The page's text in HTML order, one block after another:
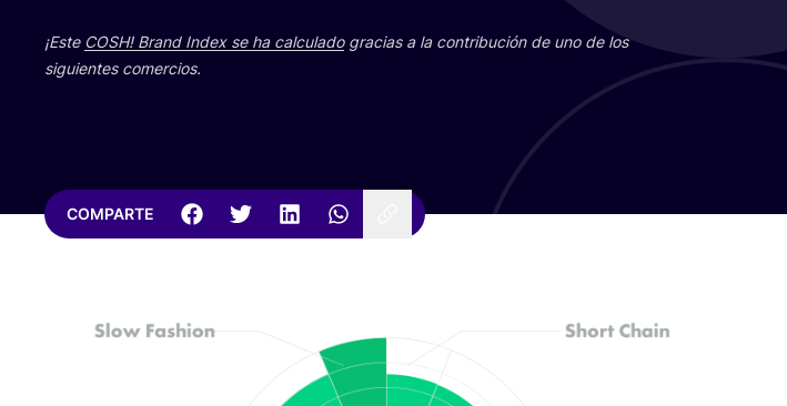
¡Este COSH! Brand Index se ha cal­cu­la­dogra­cias a la con­tri­bu­ción de uno de los
siguien­tes comercios.
COMPARTE